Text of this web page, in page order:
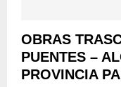
OBRAS
PUENTES –
PROVINCIA